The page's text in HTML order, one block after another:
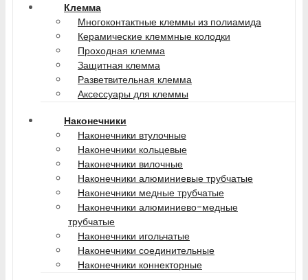
Клемма
Многоконтактные клеммы из полиамида
Керамические клеммные колодки
Проходная клемма
Защитная клемма
Разветвительная клемма
Аксессуары для клеммы
Наконечники
Наконечники втулочные
Наконечники кольцевые
Наконечники вилочные
Наконечники алюминиевые трубчатые
Наконечники медные трубчатые
Наконечники алюминиево-медные
трубчатые
Наконечники игольчатые
Наконечники соединительные
Наконечники коннекторные